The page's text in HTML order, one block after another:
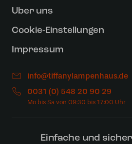
Uber uns
Cookie-Einstellungen
Impressum
info@tiffanylampenhaus.de
0031 (0) 548 20 90 29
Einfache und